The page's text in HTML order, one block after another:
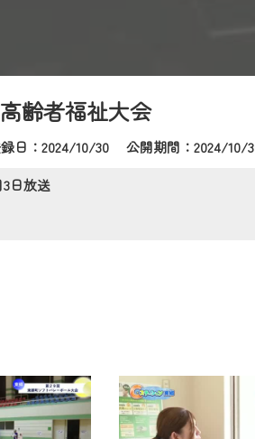
齢者福祉大会
録日：2024/10/30公開期間：2024/10/
3日放送
のリニューアルにともないメ
9:30～16:30
かけいたしますが、ご了承の程